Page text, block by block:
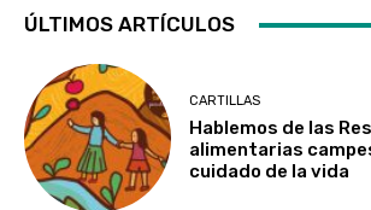
ÚLTIMOS ARTÍCULOS
CARTILLAS
Hablemos de las
alimentarias
cuidado de la vida